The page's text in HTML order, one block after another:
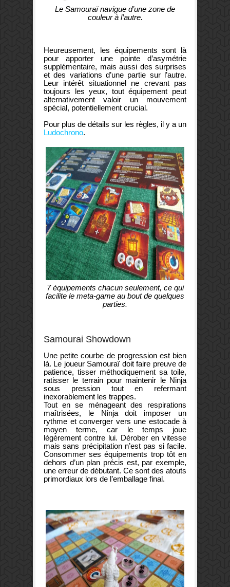
Le Samouraï navigue d’une zone de
couleur à l’autre.
Heureusement, les équipements sont là
pour apporter une pointe d’asymétrie
supplémentaire, mais aussi des surprises
et des variations d’une partie sur l’autre.
Leur intérêt situationnel ne crevant pas
toujours les yeux, tout équipement peut
alternativement valoir un mouvement
spécial, potentiellement crucial.
Pour plus de détails sur les règles, il y a un
Ludochrono.
7 équipements chacun seulement, ce qui
facilite le meta-game au bout de quelques
parties.
Samourai Showdown
Une petite courbe de progression est bien
là. Le joueur Samouraï doit faire preuve de
patience, tisser méthodiquement sa toile,
ratisser le terrain pour maintenir le Ninja
sous pression tout en refermant
inexorablement les trappes.
Tout en se ménageant des respirations
maîtrisées, le Ninja doit imposer un
rythme et converger vers une estocade à
moyen terme, car le temps joue
légèrement contre lui. Dérober en vitesse
mais sans précipitation n’est pas si facile.
Consommer ses équipements trop tôt en
dehors d’un plan précis est, par exemple,
une erreur de débutant. Ce sont des atouts
primordiaux lors de l’emballage final.